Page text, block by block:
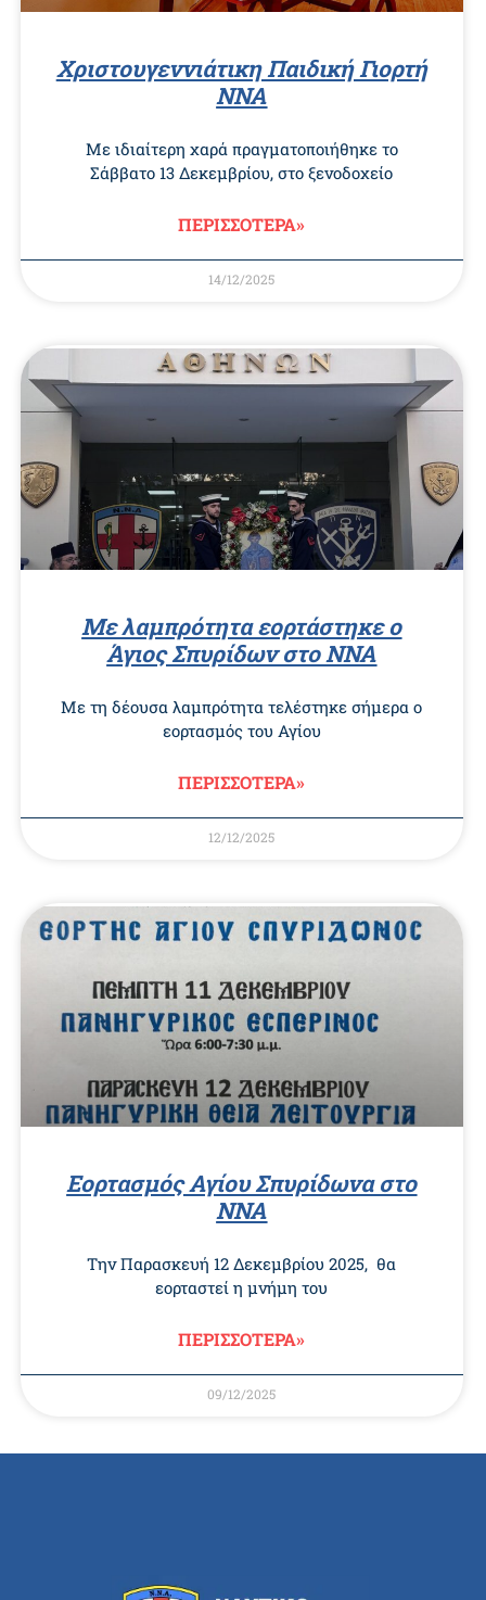
Χριστουγεννιάτικη Παιδική Γιορτή
ΝΝΑ
Με ιδιαίτερη χαρά πραγματοποιήθηκε το
Σάββατο 13 Δεκεμβρίου, στο ξενοδοχείο
ΠΕΡΙΣΣΟΤΕΡΑ»
14/12/2025
Με λαμπρότητα εορτάστηκε ο
Άγιος Σπυρίδων στο ΝΝΑ
Με τη δέουσα λαμπρότητα τελέστηκε σήμερα ο
εορτασμός του Αγίου
ΠΕΡΙΣΣΟΤΕΡΑ»
12/12/2025
Εορτασμός Αγίου Σπυρίδωνα στο
ΝΝΑ
Την Παρασκευή 12 Δεκεμβρίου 2025, θα
εορταστεί η μνήμη του
ΠΕΡΙΣΣΟΤΕΡΑ»
09/12/2025